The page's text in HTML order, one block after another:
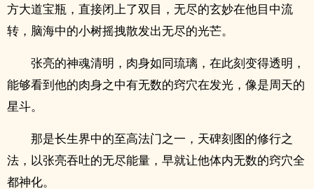
方大道宝瓶，直接闭上了双目，无尽的玄妙在他目中流
转，脑海中的小树摇拽散发出无尽的光芒。
张亮的神魂清明，肉身如同琉璃，在此刻变得透明，
能够看到他的肉身之中有无数的窍穴在发光，像是周天的
星斗。
那是长生界中的至高法门之一，天碑刻图的修行之
法，以张亮吞吐的无尽能量，早就让他体内无数的窍穴全
都神化。